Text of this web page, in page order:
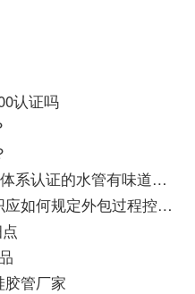
认证吗
通过iso9001—2008国际质量体系认证的水管有味道能用于饮水吗?
ISO9001质量管理体系中组织应如何规定外包过程控制的类型和程度
胶管厂家